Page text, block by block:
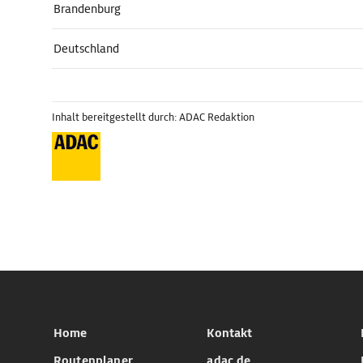
Brandenburg
Deutschland
Inhalt bereitgestellt durch: ADAC Redaktion
Home
Kontakt